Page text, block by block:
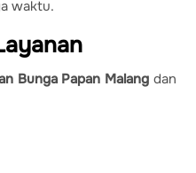
waktu.
Bunga Papan Malang dan